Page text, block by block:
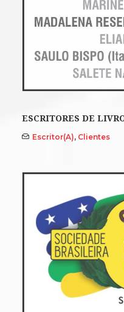
ESCRITORES DE
Escritor(a), Clientes